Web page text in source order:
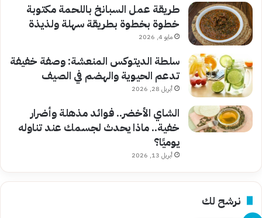
طريقة عمل السبانخ باللحمة مكتوبة
خطوة بخطوة بطريقة سهلة ولذيذة
مايو 4, 2026
سلطة الديتوكس المنعشة: وصفة خفيفة
تدعم الحيوية والهضم في الصيف
أبريل 28, 2026
الشاي الأخضر.. فوائد مذهلة وأضرار
خفية.. ماذا يحدث لجسمك عند تناوله
يوميًا؟
أبريل 13, 2026
نرشح لك